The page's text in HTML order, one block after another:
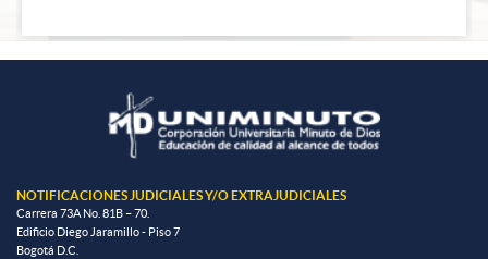
NOTIFICACIONES JUDICIALES Y/O EXTRAJUDICIALES
Carrera 73A No. 81B – 70.
Edificio Diego Jaramillo - Piso 7
Bogotá D.C.